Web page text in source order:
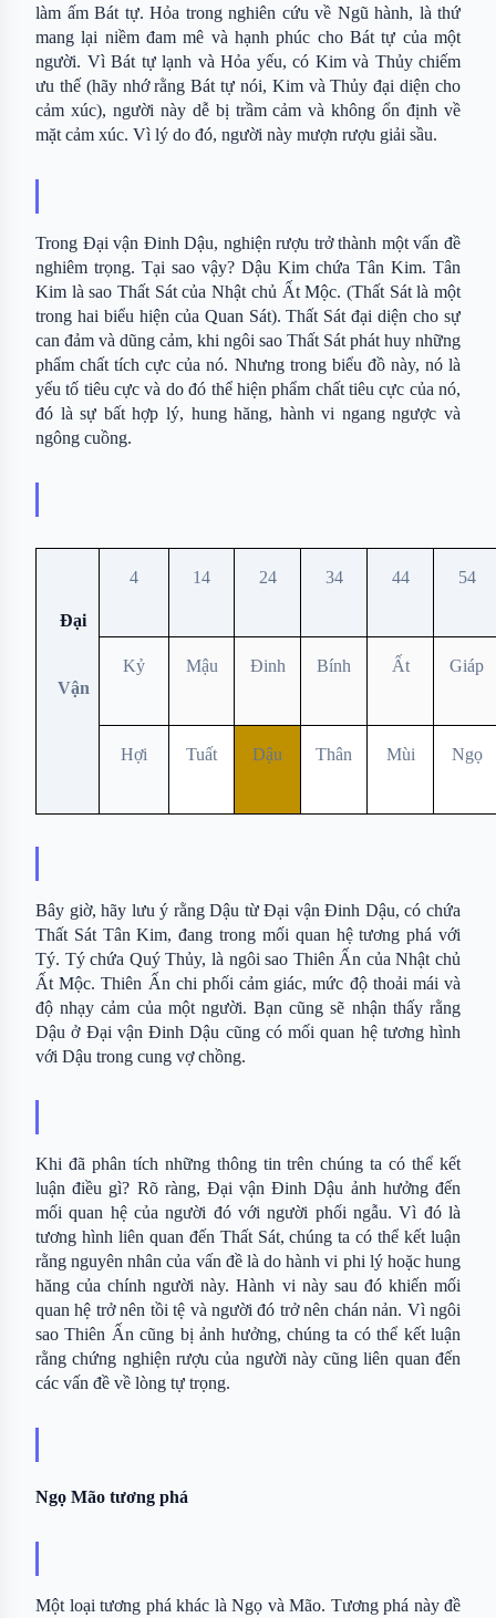
làm ấm Bát tự. Hỏa trong nghiên cứu về Ngũ hành, là thứ
mang lại niềm đam mê và hạnh phúc cho Bát tự của một
người. Vì Bát tự lạnh và Hỏa yếu, có Kim và Thủy chiếm
ưu thế (hãy nhớ rằng Bát tự nói, Kim và Thủy đại diện cho
cảm xúc), người này dễ bị trầm cảm và không ổn định về
mặt cảm xúc. Vì lý do đó, người này mượn rượu giải sầu.
Trong Đại vận Đinh Dậu, nghiện rượu trở thành một vấn đề
nghiêm trọng. Tại sao vậy? Dậu Kim chứa Tân Kim. Tân
Kim là sao Thất Sát của Nhật chủ Ất Mộc. (Thất Sát là một
trong hai biểu hiện của Quan Sát). Thất Sát đại diện cho sự
can đảm và dũng cảm, khi ngôi sao Thất Sát phát huy những
phẩm chất tích cực của nó. Nhưng trong biểu đồ này, nó là
yếu tố tiêu cực và do đó thể hiện phẩm chất tiêu cực của nó,
đó là sự bất hợp lý, hung hăng, hành vi ngang ngược và
ngông cuồng.
Đại
Vận
4 14 24 34 44 54
Kỷ Mậu Đinh Bính Ất Giáp
Hợi Tuất Dậu Thân Mùi Ngọ
Bây giờ, hãy lưu ý rằng Dậu từ Đại vận Đinh Dậu, có chứa
Thất Sát Tân Kim, đang trong mối quan hệ tương phá với
Tý. Tý chứa Quý Thủy, là ngôi sao Thiên Ấn của Nhật chủ
Ất Mộc. Thiên Ấn chi phối cảm giác, mức độ thoải mái và
độ nhạy cảm của một người. Bạn cũng sẽ nhận thấy rằng
Dậu ở Đại vận Đinh Dậu cũng có mối quan hệ tương hình
với Dậu trong cung vợ chồng.
Khi đã phân tích những thông tin trên chúng ta có thể kết
luận điều gì? Rõ ràng, Đại vận Đinh Dậu ảnh hưởng đến
mối quan hệ của người đó với người phối ngẫu. Vì đó là
tương hình liên quan đến Thất Sát, chúng ta có thể kết luận
rằng nguyên nhân của vấn đề là do hành vi phi lý hoặc hung
hăng của chính người này. Hành vi này sau đó khiến mối
quan hệ trở nên tồi tệ và người đó trở nên chán nản. Vì ngôi
sao Thiên Ấn cũng bị ảnh hưởng, chúng ta có thể kết luận
rằng chứng nghiện rượu của người này cũng liên quan đến
các vấn đề về lòng tự trọng.
Ngọ Mão tương phá
Một loại tương phá khác là Ngọ và Mão. Tương phá này đề